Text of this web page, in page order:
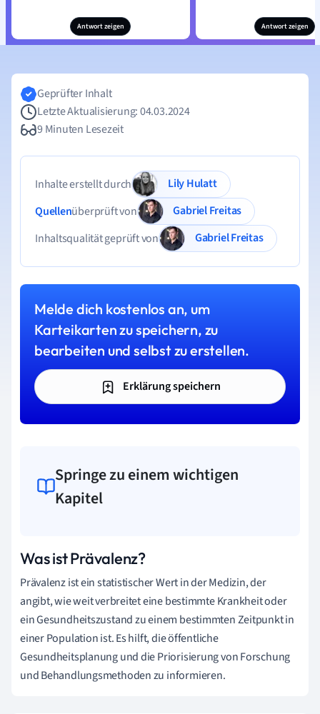
Antwort zeigen Antwort zeigen
Geprüfter Inhalt
Letzte Aktualisierung: 04.03.2024
9 Minuten Lesezeit
Inhalte erstellt durch
Lily Hulatt
Quellenüberprüft von
Gabriel Freitas
Inhaltsqualität geprüft von
Gabriel Freitas
Melde dich kostenlos an, um
Karteikarten zu speichern, zu
bearbeiten und selbst zu erstellen.
Erklärung speichern
Springe zu einem wichtigen
Kapitel
Was ist Prävalenz?
Prävalenz ist ein statistischer Wert in der Medizin, der
angibt, wie weit verbreitet eine bestimmte Krankheit oder
ein Gesundheitszustand zu einem bestimmten Zeitpunkt in
einer Population ist. Es hilft, die öffentliche
Gesundheitsplanung und die Priorisierung von Forschung
und Behandlungsmethoden zu informieren.